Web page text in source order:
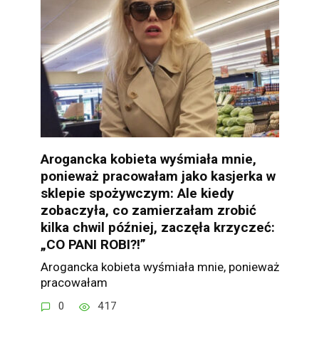
Arogancka kobieta wyśmiała mnie,
ponieważ pracowałam jako kasjerka w
sklepie spożywczym: Ale kiedy
zobaczyła, co zamierzałam zrobić
kilka chwil później, zaczęła krzyczeć:
„CO PANI ROBI?!”
Arogancka kobieta wyśmiała mnie, ponieważ
pracowałam
0 417